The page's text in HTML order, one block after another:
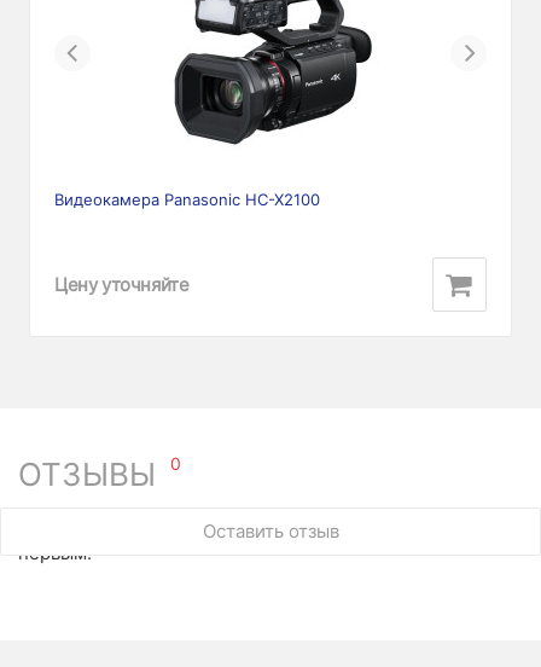
Previous Next
Видеокамера Panasonic HC-X2100
Цену уточняйте
ОТЗЫВЫ 0
Оставить отзыв
У этого товара нет ни одного отзыва. Вы можете стать
первым.